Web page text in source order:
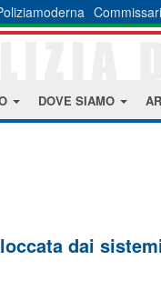
DOVE SIAMO
dai